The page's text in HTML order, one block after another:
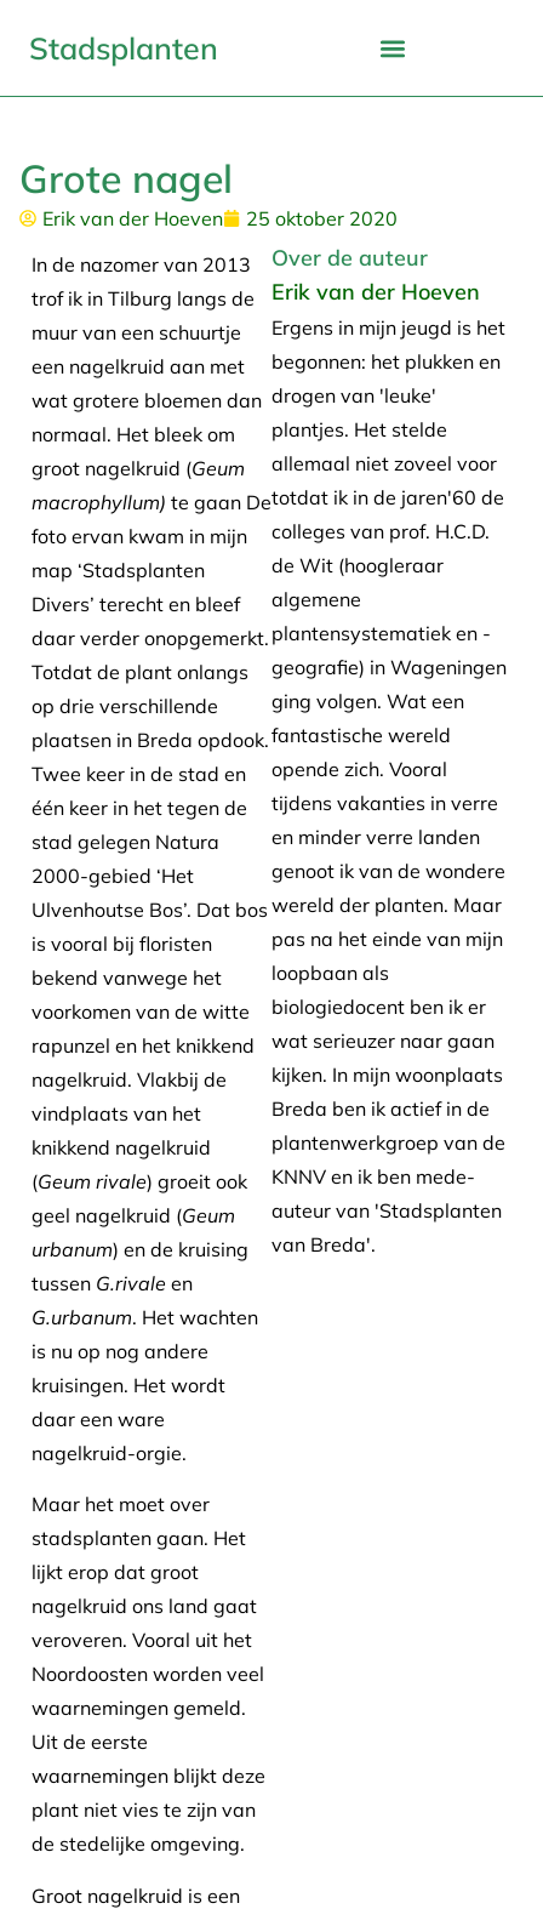
Stadsplanten
Grote nagel
Erik van der Hoeven
25 oktober 2020
In de nazomer van 2013
trof ik in Tilburg langs de
muur van een schuurtje
een nagelkruid aan met
wat grotere bloemen dan
normaal. Het bleek om
groot nagelkruid (Geum
macrophyllum) te gaan De
foto ervan kwam in mijn
map ‘Stadsplanten
Divers’ terecht en bleef
daar verder onopgemerkt.
Totdat de plant onlangs
op drie verschillende
plaatsen in Breda opdook.
Twee keer in de stad en
één keer in het tegen de
stad gelegen Natura
2000-gebied ‘Het
Ulvenhoutse Bos’. Dat bos
is vooral bij floristen
bekend vanwege het
voorkomen van de witte
rapunzel en het knikkend
nagelkruid. Vlakbij de
vindplaats van het
knikkend nagelkruid
(Geum rivale) groeit ook
geel nagelkruid (Geum
urbanum) en de kruising
tussen G.rivale en
G.urbanum. Het wachten
is nu op nog andere
kruisingen. Het wordt
daar een ware
nagelkruid-orgie.
Maar het moet over
stadsplanten gaan. Het
lijkt erop dat groot
nagelkruid ons land gaat
veroveren. Vooral uit het
Noordoosten worden veel
waarnemingen gemeld.
Uit de eerste
waarnemingen blijkt deze
plant niet vies te zijn van
de stedelijke omgeving.
Groot nagelkruid is een
Over de auteur
Erik van der Hoeven
Ergens in mijn jeugd is het
begonnen: het plukken en
drogen van 'leuke'
plantjes. Het stelde
allemaal niet zoveel voor
totdat ik in de jaren'60 de
colleges van prof. H.C.D.
de Wit (hoogleraar
algemene
plantensystematiek en -
geografie) in Wageningen
ging volgen. Wat een
fantastische wereld
opende zich. Vooral
tijdens vakanties in verre
en minder verre landen
genoot ik van de wondere
wereld der planten. Maar
pas na het einde van mijn
loopbaan als
biologiedocent ben ik er
wat serieuzer naar gaan
kijken. In mijn woonplaats
Breda ben ik actief in de
plantenwerkgroep van de
KNNV en ik ben mede-
auteur van 'Stadsplanten
van Breda'.